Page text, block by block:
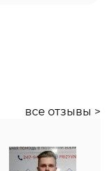
все отзывы >